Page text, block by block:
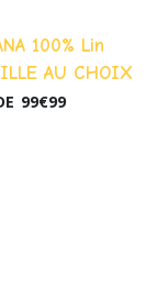
100% Lin
AU CHOIX
99€99